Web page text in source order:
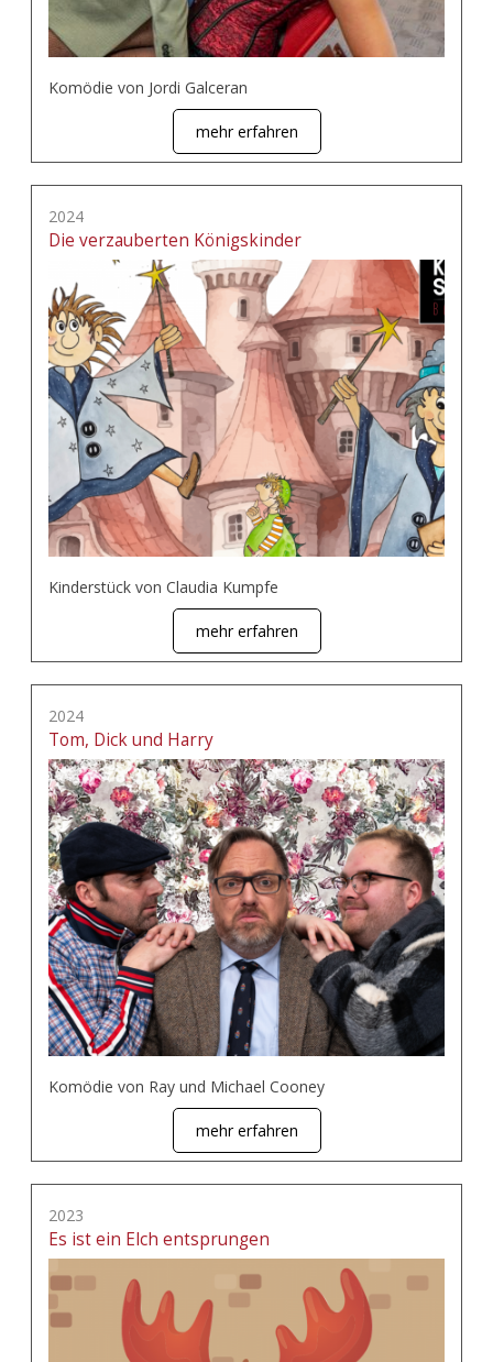
Komödie von Jordi Galceran
mehr erfahren
2024
Die verzauberten Königskinder
Kinderstück von Claudia Kumpfe
mehr erfahren
2024
Tom, Dick und Harry
Komödie von Ray und Michael Cooney
mehr erfahren
2023
Es ist ein Elch entsprungen